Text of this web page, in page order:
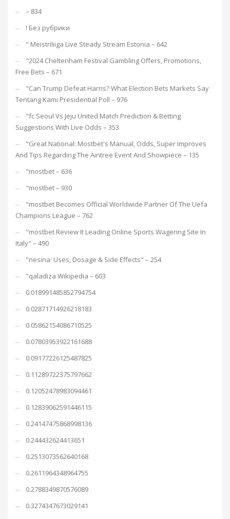
– 834
! Без рубрики
"️ Meistriliiga Live Steady Stream Estonia – 642
"2024 Cheltenham Festival Gambling Offers, Promotions,
Free Bets – 671
"Can Trump Defeat Harris? What Election Bets Markets Say
Tentang Kami Presidential Poll – 976
"fc Seoul Vs Jeju United Match Prediction & Betting
Suggestions With Live Odds – 353
"Great National: Mostbet's Manual, Odds, Super Improves
And Tips Regarding The Aintree Event And Showpiece – 135
"mostbet – 636
"mostbet – 930
"mostbet Becomes Official Worldwide Partner Of The Uefa
Champions League – 762
"mostbet Review It Leading Online Sports Wagering Site In
Italy" – 490
"nesina: Uses, Dosage & Side Effects" – 254
"qaladiza Wikipedia – 603
0.018991485852794754
0.02871714926218183
0.05862154086710525
0.07803953922161688
0.09177226125487825
0.11289722375797662
0.12052478983094461
0.12839062591446115
0.24147475868998136
0.244432624413651
0.2513073562640168
0.2611964348964755
0.2788349870576089
0.3274347673029141